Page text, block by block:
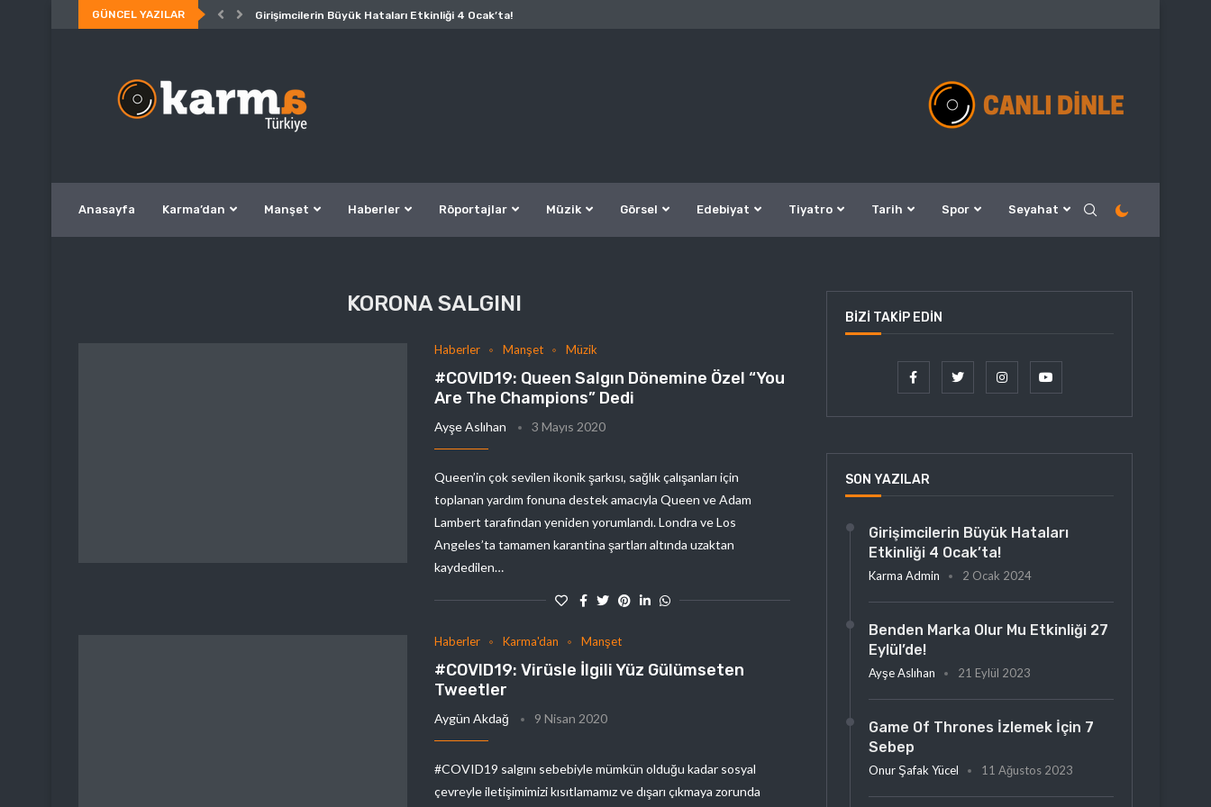
GÜNCEL YAZILAR Girişimcilerin Büyük Hataları Etkinliği 4 Ocak’ta!
Anasayfa Karma’dan Manşet Haberler Röportajlar Müzik Görsel Edebiyat Tiyatro Tarih Spor Seyahat
KORONA SALGINI
Haberler Manşet Müzik
#COVID19: Queen Salgın Dönemine Özel “You
Are The Champions” Dedi
Ayşe Aslıhan 3 Mayıs 2020
Queen’in çok sevilen ikonik şarkısı, sağlık çalışanları için
toplanan yardım fonuna destek amacıyla Queen ve Adam
Lambert tarafından yeniden yorumlandı. Londra ve Los
Angeles’ta tamamen karantina şartları altında uzaktan
kaydedilen…
Haberler Karma'dan Manşet
#COVID19: Virüsle İlgili Yüz Gülümseten
Tweetler
Aygün Akdağ 9 Nisan 2020
#COVID19 salgını sebebiyle mümkün olduğu kadar sosyal
çevreyle iletişimimizi kısıtlamamız ve dışarı çıkmaya zorunda
BIZI TAKIP EDIN
SON YAZILAR
Girişimcilerin Büyük Hataları
Etkinliği 4 Ocak’ta!
Karma Admin 2 Ocak 2024
Benden Marka Olur Mu Etkinliği 27
Eylül’de!
Ayşe Aslıhan 21 Eylül 2023
Game Of Thrones İzlemek İçin 7
Sebep
Onur Şafak Yücel 11 Ağustos 2023